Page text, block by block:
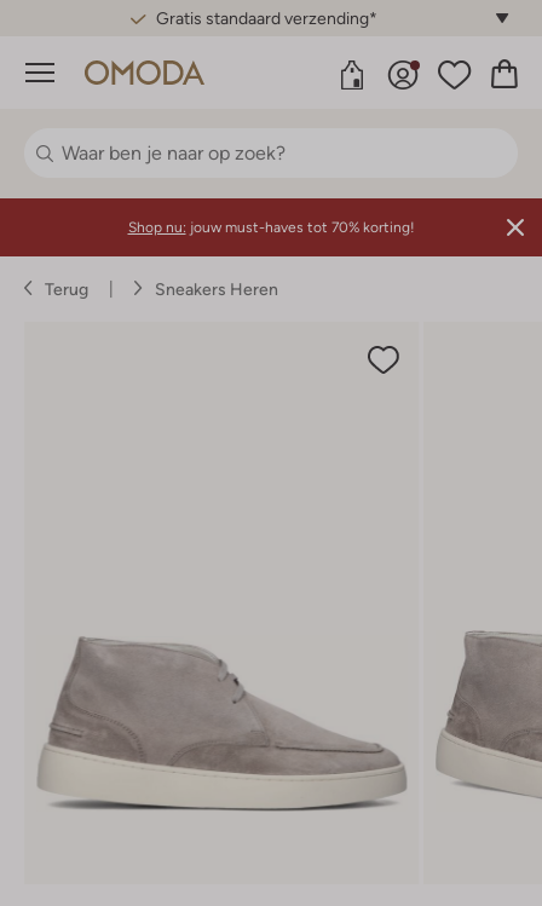
Gratis standaard verzending*
Menu
Shop nu: jouw must-haves tot 70% korting!
Terug Sneakers Heren